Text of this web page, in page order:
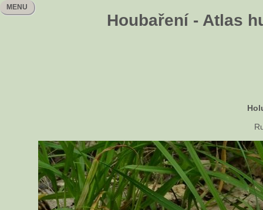
Houbaření - Atlas
MENU